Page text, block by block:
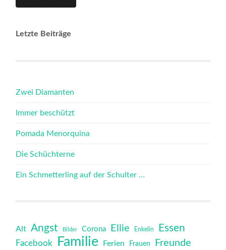
Letzte Beiträge
Zwei Diamanten
Immer beschützt
Pomada Menorquina
Die Schüchterne
Ein Schmetterling auf der Schulter …
Alt Angst Bilder Corona Ellie Enkelin Essen
Facebook Familie Ferien Frauen Freunde